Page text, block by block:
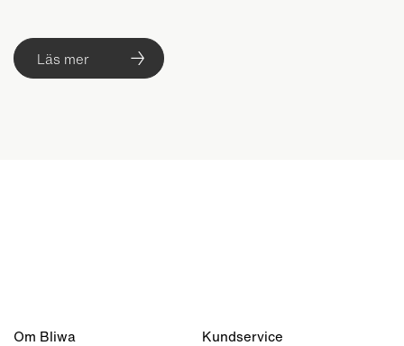
Läs mer
Om Bliwa Kundservice